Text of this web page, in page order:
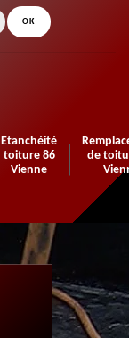
Etanchéité
toiture 86
Vienne
de